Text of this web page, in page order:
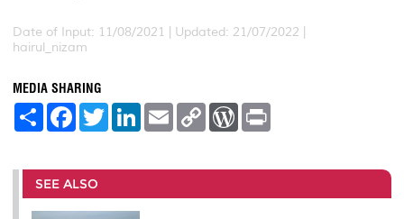
Date of Input: 11/08/2021 | Updated: 21/07/2022 |
hairul_nizam
MEDIA SHARING
S
e
F
a
b
o
o
k
T
w
t
r
L
e
I
E
m
l
C
L
n
W
P
e
t
SEE ALSO